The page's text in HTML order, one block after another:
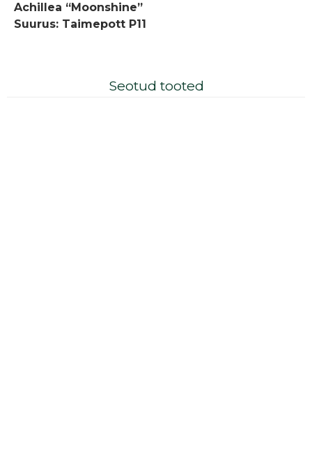
Achillea “Moonshine”
Suurus: Taimepott P11
Seotud tooted